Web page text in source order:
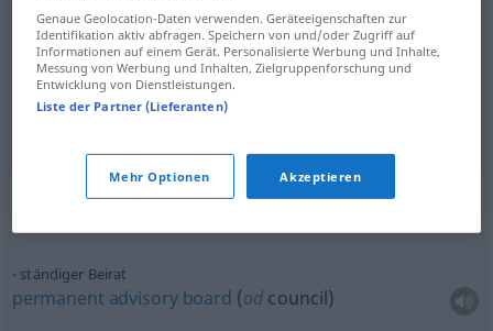
advisory board (odcommittee
Beispielsätze für "Beirat"
ständiger Beirat
permanent advisory board (od council)
Genaue Geolocation-Daten verwenden. Geräteeigenschaften zur
Identifikation aktiv abfragen. Speichern von und/oder Zugriff auf
Informationen auf einem Gerät. Personalisierte Werbung und Inhalte,
Messung von Werbung und Inhalten, Zielgruppenforschung und
Entwicklung von Dienstleistungen.
Liste der Partner (Lieferanten)
Mehr Optionen Akzeptieren